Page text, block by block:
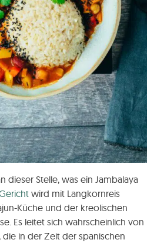
dieser Stelle, was ein Jambalaya
wird mit Langkornreis
Küche und der kreolischen
Es leitet sich wahrscheinlich von
die in der Zeit der spanischen